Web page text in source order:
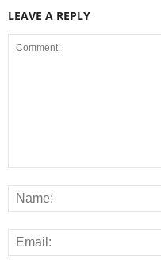
LEAVE A REPLY